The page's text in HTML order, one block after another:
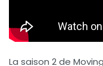
La saison 2 de Moving